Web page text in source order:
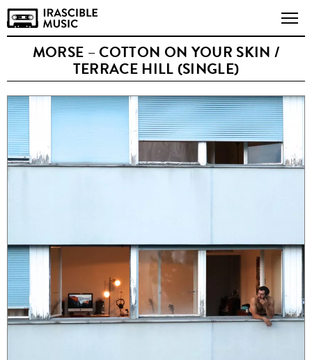
MORSE – COTTON ON YOUR SKIN /
TERRACE HILL (SINGLE)